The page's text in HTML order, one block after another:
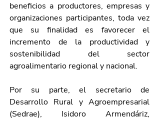
beneficios a productores, empresas y
organizaciones participantes, toda vez
que su finalidad es favorecer el
incremento de la productividad y
sostenibilidad del sector
agroalimentario regional y nacional.
Por su parte, el secretario de
Desarrollo Rural y Agroempresarial
(Sedrae), Isidoro Armendáriz,